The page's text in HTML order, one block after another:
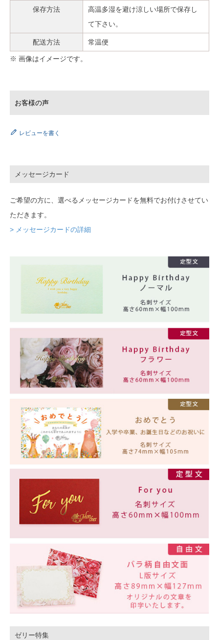
保存方法
高温多湿を避け涼しい場所で保存し
て下さい。
配送方法 常温便
※ 画像はイメージです。
レビューを書く
メッセージカード
ご希望の方に、選べるメッセージカードを無料でお付けさせてい
ただきます。
> メッセージカードの詳細
ゼリー特集